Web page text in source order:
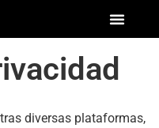
diversas plataformas,